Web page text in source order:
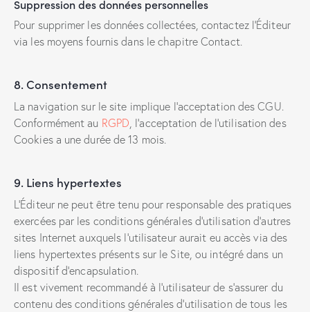
Suppression des données personnelles
Pour supprimer les données collectées, contactez l’Éditeur
via les moyens fournis dans le chapitre Contact.
8. Consentement
La navigation sur le site implique l’acceptation des CGU.
Conformément au RGPD, l’acceptation de l’utilisation des
Cookies a une durée de 13 mois.
9. Liens hypertextes
L’Éditeur ne peut être tenu pour responsable des pratiques
exercées par les conditions générales d’utilisation d’autres
sites Internet auxquels l’utilisateur aurait eu accès via des
liens hypertextes présents sur le Site, ou intégré dans un
dispositif d’encapsulation.
Il est vivement recommandé à l’utilisateur de s’assurer du
contenu des conditions générales d’utilisation de tous les